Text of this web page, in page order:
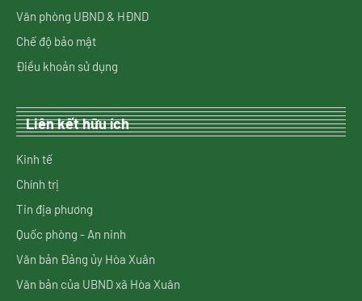
Văn phòng UBND & HĐND
Chế độ bảo mật
Điều khoản sử dụng
Liên kết hữu ích
Kinh tế
Chính trị
Tin địa phương
Quốc phòng - An ninh
Văn bản Đảng ủy Hòa Xuân
Văn bản của UBND xã Hòa Xuân